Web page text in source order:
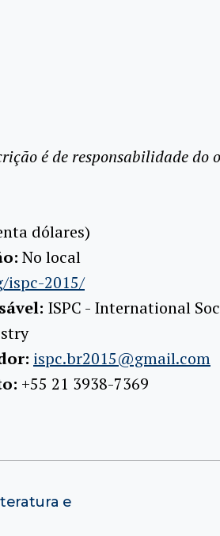
é de responsabilidade do
dólares)
No local
ispc-2015/
ISPC - International
ispc.br2015@gmail.com
+55 21 3938-7369
e